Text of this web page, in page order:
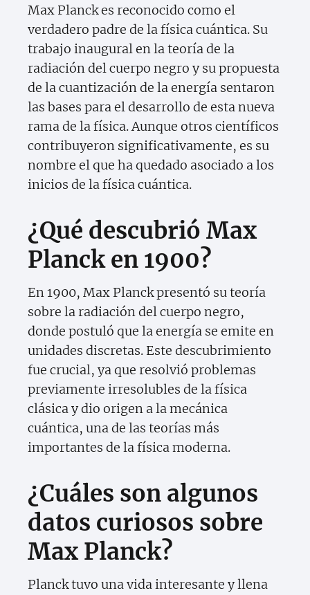
Max Planck es reconocido como el
verdadero padre de la física cuántica. Su
trabajo inaugural en la teoría de la
radiación del cuerpo negro y su propuesta
de la cuantización de la energía sentaron
las bases para el desarrollo de esta nueva
rama de la física. Aunque otros científicos
contribuyeron significativamente, es su
nombre el que ha quedado asociado a los
inicios de la física cuántica.
¿Qué descubrió Max
Planck en 1900?
En 1900, Max Planck presentó su teoría
sobre la radiación del cuerpo negro,
donde postuló que la energía se emite en
unidades discretas. Este descubrimiento
fue crucial, ya que resolvió problemas
previamente irresolubles de la física
clásica y dio origen a la mecánica
cuántica, una de las teorías más
importantes de la física moderna.
¿Cuáles son algunos
datos curiosos sobre
Max Planck?
Planck tuvo una vida interesante y llena